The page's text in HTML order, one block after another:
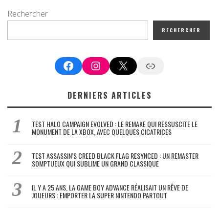
Rechercher
RECHERCHER
FacebookInstagram
X Google News
DERNIERS ARTICLES
TEST HALO CAMPAIGN EVOLVED : LE REMAKE QUI RESSUSCITE LE
MONUMENT DE LA XBOX, AVEC QUELQUES CICATRICES
TEST ASSASSIN’S CREED BLACK FLAG RESYNCED : UN REMASTER
SOMPTUEUX QUI SUBLIME UN GRAND CLASSIQUE
IL Y A 25 ANS, LA GAME BOY ADVANCE RÉALISAIT UN RÊVE DE
JOUEURS : EMPORTER LA SUPER NINTENDO PARTOUT